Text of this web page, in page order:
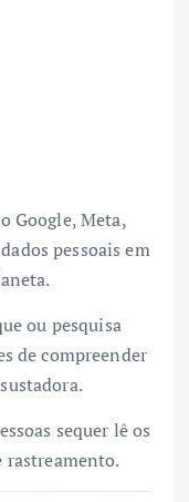
Google, Meta,
pessoais em
ou pesquisa
de compreender
sequer lê os
rastreamento.